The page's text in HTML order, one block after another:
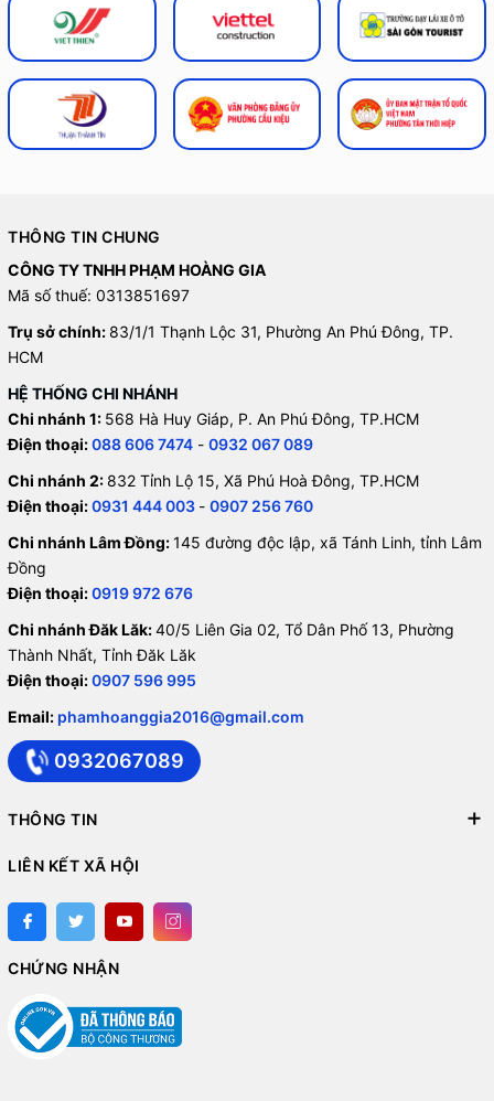
THÔNG TIN CHUNG
CÔNG TY TNHH PHẠM HOÀNG GIA
Mã số thuế: 0313851697
Trụ sở chính: 83/1/1 Thạnh Lộc 31, Phường An Phú Đông, TP.
HCM
HỆ THỐNG CHI NHÁNH
Chi nhánh 1: 568 Hà Huy Giáp, P. An Phú Đông, TP.HCM
Điện thoại:088 606 7474 - 0932 067 089
Chi nhánh 2: 832 Tỉnh Lộ 15, Xã Phú Hoà Đông, TP.HCM
Điện thoại:0931 444 003 - 0907 256 760
Chi nhánh Lâm Đồng:145 đường độc lập, xã Tánh Linh, tỉnh Lâm
Đồng
Điện thoại:0919 972 676
Chi nhánh Đăk Lăk:40/5 Liên Gia 02, Tổ Dân Phố 13, Phường
Thành Nhất, Tỉnh Đăk Lăk
Điện thoại:0907 596 995
Email: phamhoanggia2016@gmail.com
0932067089
THÔNG TIN
LIÊN KẾT XÃ HỘI
CHỨNG NHẬN